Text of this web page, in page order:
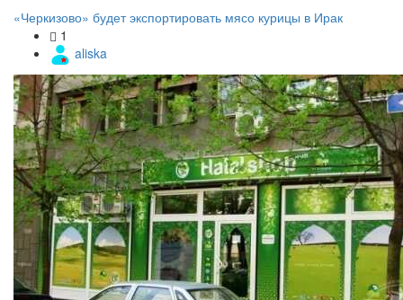
«Черкизово» будет экспортировать мясо курицы в Ирак
1
aliska